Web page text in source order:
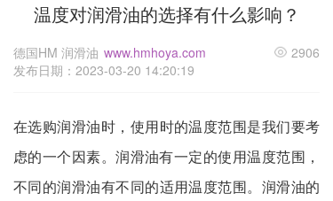
温度对润滑油的选择有什么影响？
德国HM 润滑油 www.hmhoya.com
发布日期：2023-03-20 14:20:19
2906
在选购润滑油时，使用时的温度范围是我们要考
虑的一个因素。润滑油有一定的使用温度范围，
不同的润滑油有不同的适用温度范围。 润滑油的